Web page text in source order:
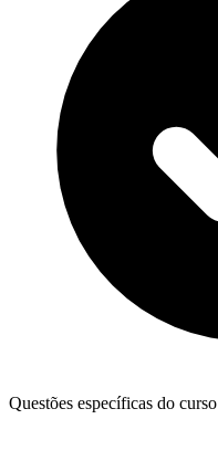
Questões específicas do curso